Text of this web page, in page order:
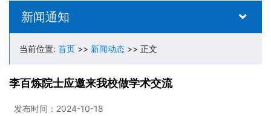
新闻通知
当前位置: 首页 >> 新闻动态 >> 正文
李百炼院士应邀来我校做学术交流
发布时间：2024-10-18